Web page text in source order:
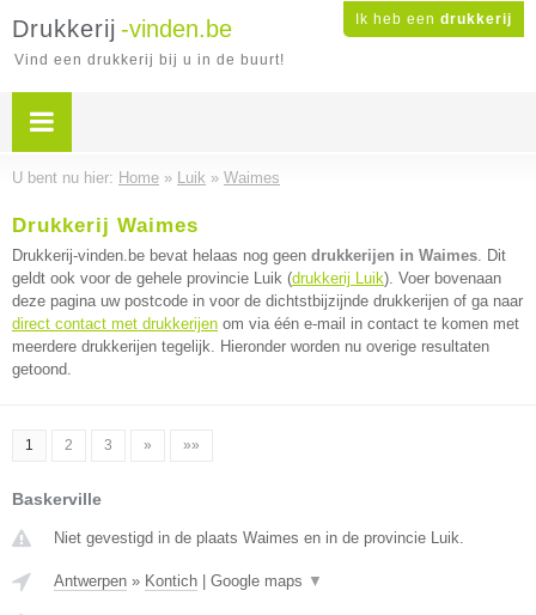
Ik heb een drukkerij
Drukkerij -vinden.be
Vind een drukkerij bij u in de buurt!
U bent nu hier: Home » Luik » Waimes
Drukkerij Waimes
Drukkerij-vinden.be bevat helaas nog geen drukkerijen in Waimes. Dit
geldt ook voor de gehele provincie Luik (drukkerij Luik). Voer bovenaan
deze pagina uw postcode in voor de dichtstbijzijnde drukkerijen of ga naar
direct contact met drukkerijen om via één e-mail in contact te komen met
meerdere drukkerijen tegelijk. Hieronder worden nu overige resultaten
getoond.
1 2 3 » »»
Baskerville
Niet gevestigd in de plaats Waimes en in de provincie Luik.
Antwerpen » Kontich Google maps ▼